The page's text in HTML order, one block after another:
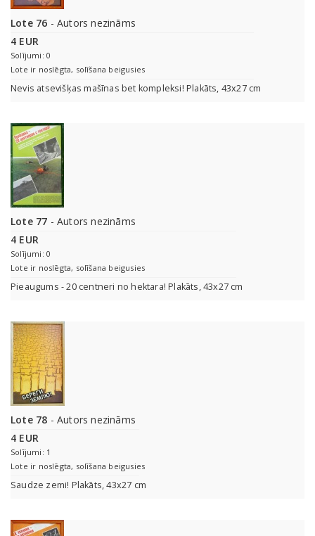
Lote 76 - Autors nezināms
4 EUR
Solījumi: 0
Lote ir noslēgta, solīšana beigusies
Nevis atsevišķas mašīnas bet kompleksi! Plakāts, 43x27 cm
Lote 77 - Autors nezināms
4 EUR
Solījumi: 0
Lote ir noslēgta, solīšana beigusies
Pieaugums - 20 centneri no hektara! Plakāts, 43x27 cm
Lote 78 - Autors nezināms
4 EUR
Solījumi: 1
Lote ir noslēgta, solīšana beigusies
Saudze zemi! Plakāts, 43x27 cm